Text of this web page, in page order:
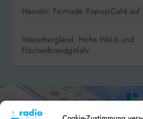
Hameln: Fairtrade Pop-up-Café
Weserbergland: Hohe Wald- und
Flächenbrandgefahr